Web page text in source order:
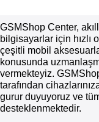
GSMShop Center,
bilgisayarlar için hızlı
çeşitli mobil
konusunda
vermekteyiz.
tarafından
gurur duyuyoruz ve
desteklenmektedir.